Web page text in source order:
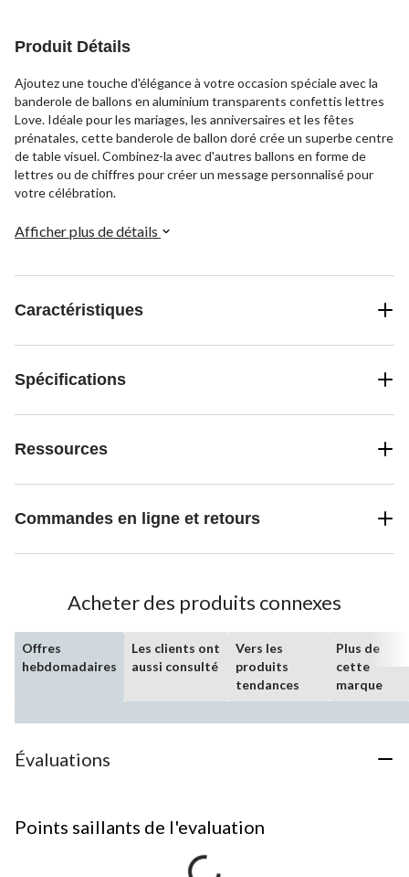
Produit Détails
Ajoutez une touche d'élégance à votre occasion spéciale avec la
banderole de ballons en aluminium transparents confettis lettres
Love. Idéale pour les mariages, les anniversaires et les fêtes
prénatales, cette banderole de ballon doré crée un superbe centre
de table visuel. Combinez-la avec d'autres ballons en forme de
lettres ou de chiffres pour créer un message personnalisé pour
votre célébration.
Afficher plus de détails
Caractéristiques
Spécifications
Ressources
Commandes en ligne et retours
Acheter des produits connexes
Offres
hebdomadaires
Les clients ont
aussi consulté
Vers les
produits
tendances
Plus de
cette
marque
Évaluations
Points saillants de l'evaluation